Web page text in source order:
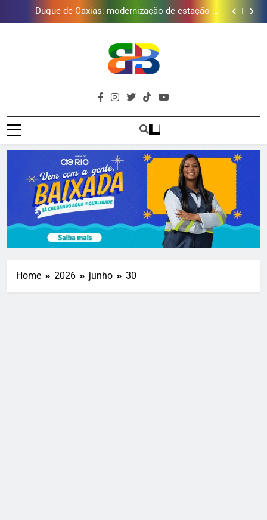
tratamento reforça abastecimento de água
Guanabara tem diversas opções de vinhos para
presentear o seu pai. Descubra como escolher o que
Gastro Samba reúne Nosso Sentimento e Gustavo
Golfe e fortalece projeto que atende 140 crianças
Duque de Caxias: modernização de estação de
tratamento reforça abastecimento de água
Guanabara tem diversas opções de vinhos para
presentear o seu pai. Descubra como escolher o que
mais combina com ele
Gastro Samba reúne Nosso Sentimento e Gustavo
Lins em Nova Iguaçu neste fim de semana
Brava
Baixada
Baixada Fluminense Em Destaque!
Home 2026 junho 30